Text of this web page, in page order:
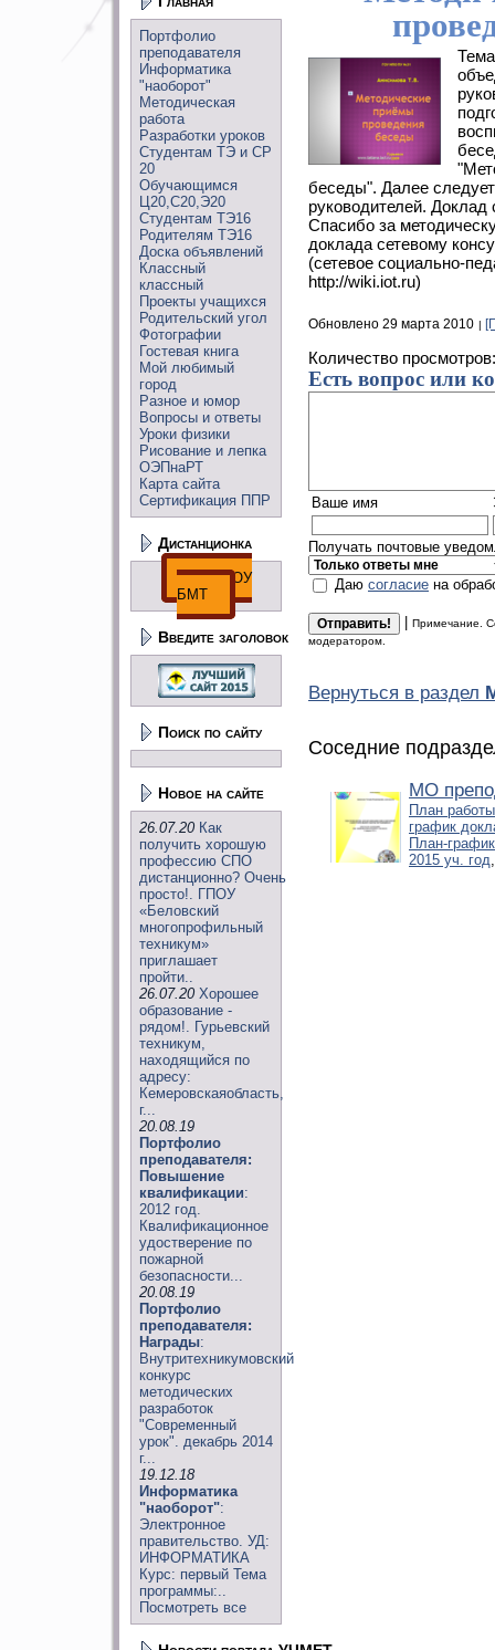
Портфолио
преподавателя
Информатика
"наоборот"
Методическая
работа
Разработки уроков
Студентам ТЭ и СР
20
Обучающимся
Ц20,С20,Э20
Студентам ТЭ16
Родителям ТЭ16
Доска объявлений
Классный
классный
Проекты учащихся
Родительский угол
Фотографии
Гостевая книга
Мой любимый
город
Разное и юмор
Вопросы и ответы
Уроки физики
Рисование и лепка
ОЭПнаРТ
Карта сайта
Сертификация ППР
Дистанционка
ДО ГПОУ
БМТ
Введите заголовок
Поиск по сайту
Новое на сайте
26.07.20 Как
получить хорошую
профессию СПО
дистанционно? Очень
просто!. ГПОУ
«Беловский
многопрофильный
техникум»
приглашает
пройти..
26.07.20 Хорошее
образование -
рядом!. Гурьевский
техникум,
находящийся по
адресу:
Кемеровскаяобласть,
г...
20.08.19
Портфолио
преподавателя:
Повышение
квалификации:
2012 год.
Квалификационное
удостверение по
пожарной
безопасности...
20.08.19
Портфолио
преподавателя:
Награды:
Внутритехникумовский
конкурс
методических
разработок
"Современный
урок". декабрь 2014
г...
19.12.18
Информатика
"наоборот":
Электронное
правительство. УД:
ИНФОРМАТИКА
Курс: первый Тема
программы:..
Посмотреть все
беседы". Далее
руководителей.
Спасибо за
доклада сетевому
(сетевое социально-
http://wiki.iot.ru)
Обновлено 29 марта 2010
Количество
Есть вопрос или
Ваше имя
Получать почтовые
Даю согласие на
Примечание.
модератором.
Вернуться в раздел
Соседние
МО
План
график
План-
2015 уч. год